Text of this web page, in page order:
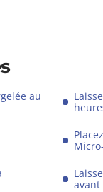
au